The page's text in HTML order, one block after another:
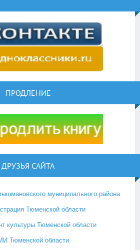
ПРОДЛЕНИЕ
ДРУЗЬЯ САЙТА
муниципального района
Тюменской области
культуры Тюменской области
Тюменской области